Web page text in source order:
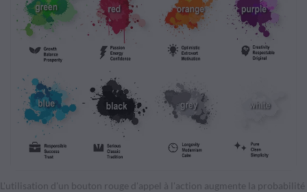
L'utilisation d'un bouton rouge d'appel à l'action augmente la probabilité